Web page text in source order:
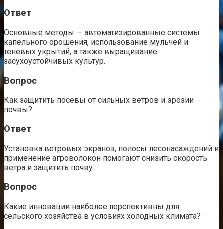
Ответ
Основные методы — автоматизированные системы
капельного орошения, использование мульчей и
теневых укрытий, а также выращивание
засухоустойчивых культур.
Вопрос
Как защитить посевы от сильных ветров и эрозии
почвы?
Ответ
Установка ветровых экранов, полосы лесонасаждений и
применение агроволокон помогают снизить скорость
ветра и защитить почву.
Вопрос
Какие инновации наиболее перспективны для
сельского хозяйства в условиях холодных климата?